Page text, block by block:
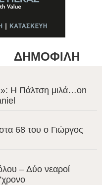
ΔΗΜΟΦΙΛΗ
Η Πάλτση μιλά…on
68 του ο Γιώργος
– Δύο νεαροί